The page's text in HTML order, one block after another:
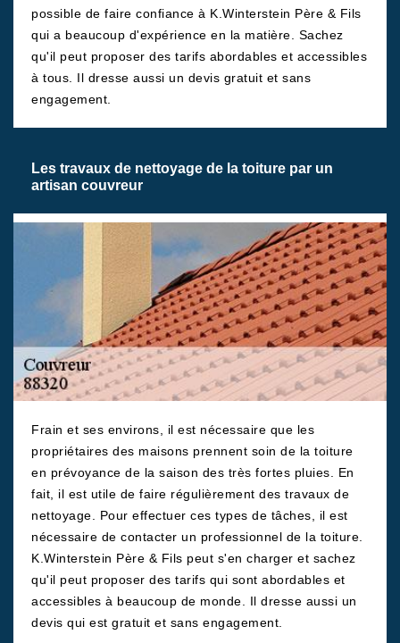
possible de faire confiance à K.Winterstein Père & Fils
qui a beaucoup d'expérience en la matière. Sachez
qu'il peut proposer des tarifs abordables et accessibles
à tous. Il dresse aussi un devis gratuit et sans
engagement.
Les travaux de nettoyage de la toiture par un
artisan couvreur
Frain et ses environs, il est nécessaire que les
propriétaires des maisons prennent soin de la toiture
en prévoyance de la saison des très fortes pluies. En
fait, il est utile de faire régulièrement des travaux de
nettoyage. Pour effectuer ces types de tâches, il est
nécessaire de contacter un professionnel de la toiture.
K.Winterstein Père & Fils peut s'en charger et sachez
qu'il peut proposer des tarifs qui sont abordables et
accessibles à beaucoup de monde. Il dresse aussi un
devis qui est gratuit et sans engagement.